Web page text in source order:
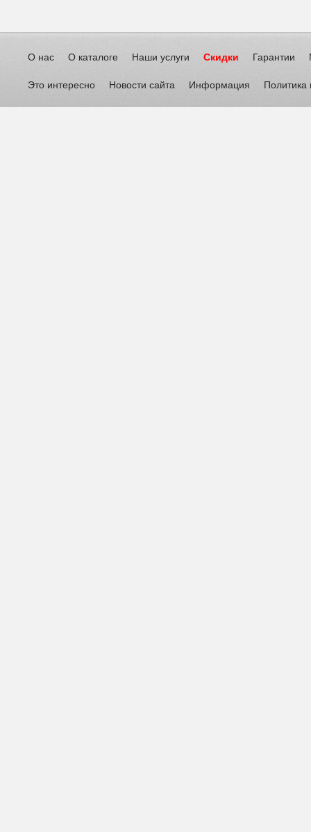
О нас О каталоге Наши услуги Скидки Гарантии
Это интересно Новости сайта Информация Политика